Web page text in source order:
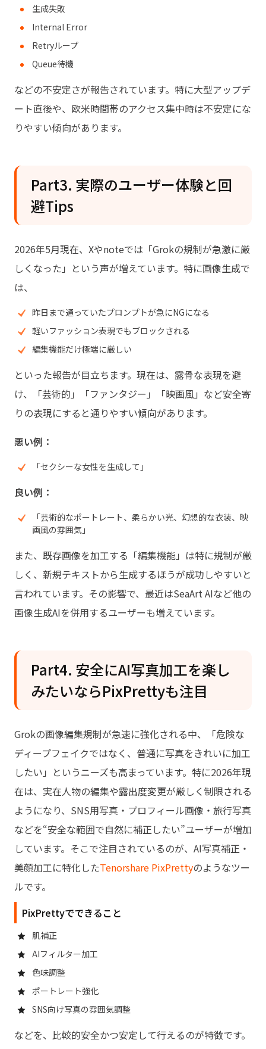
生成失敗
Internal Error
Retryループ
Queue待機
などの不安定さが報告されています。特に大型アップデ
ート直後や、欧米時間帯のアクセス集中時は不安定にな
りやすい傾向があります。
Part3. 実際のユーザー体験と回
避Tips
2026年5月現在、Xやnoteでは「Grokの規制が急激に厳
しくなった」という声が増えています。特に画像生成で
は、
昨日まで通っていたプロンプトが急にNGになる
軽いファッション表現でもブロックされる
編集機能だけ極端に厳しい
といった報告が目立ちます。現在は、露骨な表現を避
け、「芸術的」「ファンタジー」「映画風」など安全寄
りの表現にすると通りやすい傾向があります。
悪い例：
「セクシーな女性を生成して」
良い例：
「芸術的なポートレート、柔らかい光、幻想的な衣装、映
画風の雰囲気」
また、既存画像を加工する「編集機能」は特に規制が厳
しく、新規テキストから生成するほうが成功しやすいと
言われています。その影響で、最近はSeaArt AIなど他の
画像生成AIを併用するユーザーも増えています。
Part4. 安全にAI写真加工を楽し
みたいならPixPrettyも注目
Grokの画像編集規制が急速に強化される中、「危険な
ディープフェイクではなく、普通に写真をきれいに加工
したい」というニーズも高まっています。特に2026年現
在は、実在人物の編集や露出度変更が厳しく制限される
ようになり、SNS用写真・プロフィール画像・旅行写真
などを“安全な範囲で自然に補正したい”ユーザーが増加
しています。そこで注目されているのが、AI写真補正・
美顔加工に特化したTenorshare PixPrettyのようなツー
ルです。
PixPrettyでできること
肌補正
AIフィルター加工
色味調整
ポートレート強化
SNS向け写真の雰囲気調整
などを、比較的安全かつ安定して行えるのが特徴です。